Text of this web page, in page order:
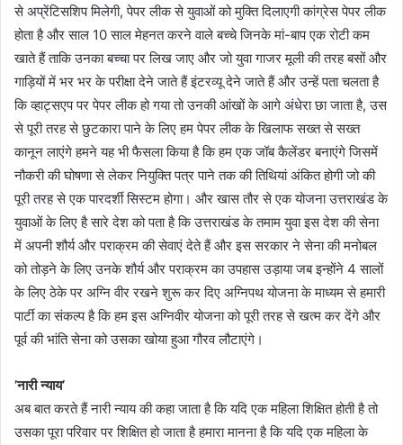
से अप्रेंटिसशिप मिलेगी, पेपर लीक से युवाओं को मुक्ति दिलाएगी कांग्रेस पेपर लीक
होता है और साल 10 साल मेहनत करने वाले बच्चे जिनके मां-बाप एक रोटी कम
खाते हैं ताकि उनका बच्चा पर लिख जाए और जो युवा गाजर मूली की तरह बसों और
गाड़ियों में भर भर के परीक्षा देने जाते हैं इंटरव्यू देने जाते हैं और उन्हें पता चलता है
कि व्हाट्सएप पर पेपर लीक हो गया तो उनकी आंखों के आगे अंधेरा छा जाता है, उस
से पूरी तरह से छुटकारा पाने के लिए हम पेपर लीक के खिलाफ सख्त से सख्त
कानून लाएंगे हमने यह भी फैसला किया है कि हम एक जॉब कैलेंडर बनाएंगे जिसमें
नौकरी की घोषणा से लेकर नियुक्ति पत्र पाने तक की तिथियां अंकित होगी जो की
पूरी तरह से एक पारदर्शी सिस्टम होगा। और खास तौर से एक योजना उत्तराखंड के
युवाओं के लिए है सारे देश को पता है कि उत्तराखंड के तमाम युवा इस देश की सेना
में अपनी शौर्य और पराक्रम की सेवाएं देते हैं और इस सरकार ने सेना की मनोबल
को तोड़ने के लिए उनके शौर्य और पराक्रम का उपहास उड़ाया जब इन्होंने 4 सालों
के लिए ठेके पर अग्नि वीर रखने शुरू कर दिए अग्निपथ योजना के माध्यम से हमारी
पार्टी का संकल्प है कि हम इस अग्निवीर योजना को पूरी तरह से खत्म कर देंगे और
पूर्व की भांति सेना को उसका खोया हुआ गौरव लौटाएंगे।
’नारी न्याय’
अब बात करते हैं नारी न्याय की कहा जाता है कि यदि एक महिला शिक्षित होती है तो
उसका पूरा परिवार पर शिक्षित हो जाता है हमारा मानना है कि यदि एक महिला के